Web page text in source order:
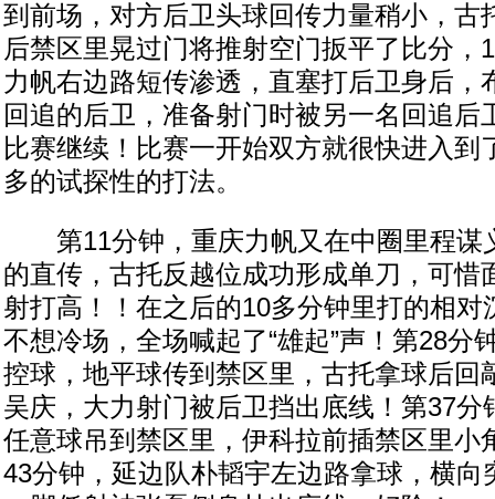
到前场，对方后卫头球回传力量稍小，古
后禁区里晃过门将推射空门扳平了比分，
力帆右边路短传渗透，直塞打后卫身后，
回追的后卫，准备射门时被另一名回追后
比赛继续！比赛一开始双方就很快进入到
多的试探性的打法。
第11分钟，重庆力帆又在中圈里程谋
的直传，古托反越位成功形成单刀，可惜
射打高！！在之后的10多分钟里打的相对
不想冷场，全场喊起了“雄起”声！第28分
控球，地平球传到禁区里，古托拿球后回
吴庆，大力射门被后卫挡出底线！第37分
任意球吊到禁区里，伊科拉前插禁区里小
43分钟，延边队朴韬宇左边路拿球，横向